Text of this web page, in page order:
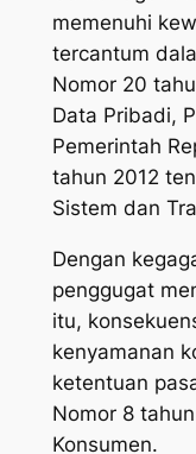
memenuhi
tercantum
Nomor 20
Data Pribadi,
Pemerintah
tahun 2012
Sistem dan
Dengan
penggugat
itu,
kenyamanan
ketentuan
Nomor 8
Konsumen.